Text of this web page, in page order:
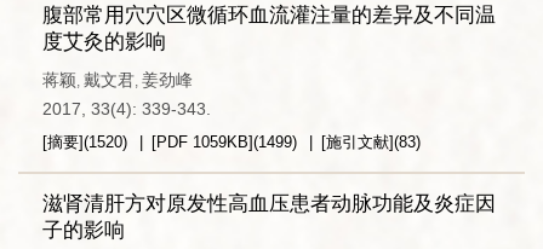
腹部常用穴穴区微循环血流灌注量的差异及不同温
度艾灸的影响
蒋颖, 戴文君, 姜劲峰
2017, 33(4): 339-343.
[摘要](1520) [PDF 1059KB](1499) [施引文献](83)
滋肾清肝方对原发性高血压患者动脉功能及炎症因
子的影响